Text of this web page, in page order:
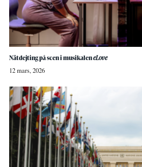
Nätdejting på scen i musikaleneLove
12 mars, 2026